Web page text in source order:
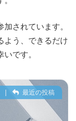
されています。
よう、できるだけ
です。
| 最近の投稿